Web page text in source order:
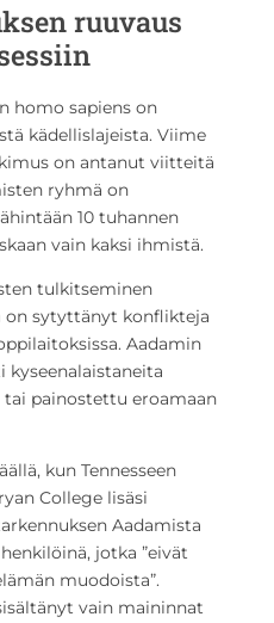
ruuvaus
homo sapiens on
kädellislajeista. Viime
on antanut viitteitä
ryhmä on
10 tuhannen
vain kaksi ihmistä.
tulkitseminen
on sytyttänyt konflikteja
Aadamin
painostettu eroamaan
kun Tennesseen
College lisäsi
Aadamista
jotka ”eivät
muodoista”.
vain maininnat